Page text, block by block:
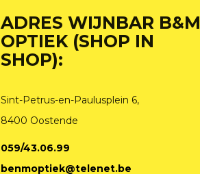
ADRES WIJNBAR B&M
OPTIEK (SHOP IN
SHOP):
Sint-Petrus-en-Paulusplein 6,
8400 Oostende
059/43.06.99
benmoptiek@telenet.be